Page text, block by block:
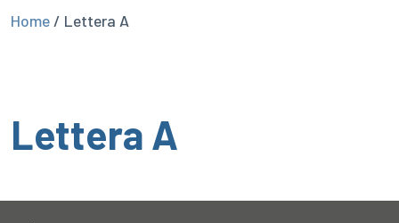
Home / Lettera A
Lettera A